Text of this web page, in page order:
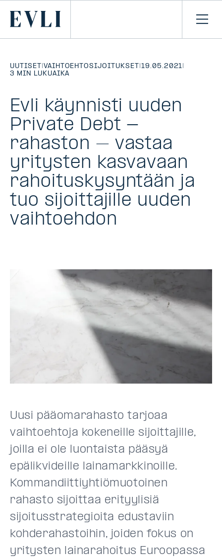
Primary
Avaa
UUTISET |VAIHTOEHTOSIJOITUKSET |19.05.2021|
3 MIN LUKUAIKA
Evli käynnisti uuden
Private Debt -
rahaston – vastaa
yritysten kasvavaan
rahoituskysyntään ja
tuo sijoittajille uuden
vaihtoehdon
Uusi pääomarahasto tarjoaa
vaihtoehtoja kokeneille sijoittajille,
joilla ei ole luontaista pääsyä
epälikvideille lainamarkkinoille.
Kommandiittiyhtiömuotoinen
rahasto sijoittaa erityylisiä
sijoitusstrategioita edustaviin
kohderahastoihin, joiden fokus on
yritysten lainarahoitus Euroopassa